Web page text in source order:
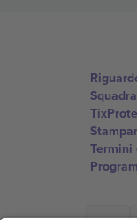
Squadra
Termini